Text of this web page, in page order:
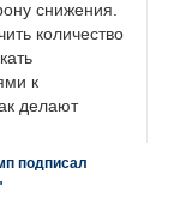
снижения.
количество
к
делают
подписал